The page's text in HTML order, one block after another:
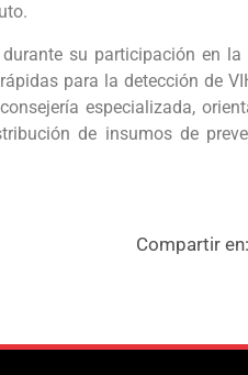
su participación en
para la detección de
especializada,
de insumos de
Compartir en: